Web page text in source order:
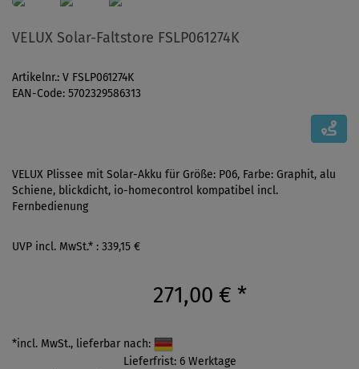
VELUX Solar-Faltstore FSLP061274K
Artikelnr.: V FSLP061274K
EAN-Code: 5702329586313
VELUX Plissee mit Solar-Akku für Größe: P06, Farbe: Graphit, alu
Schiene, blickdicht, io-homecontrol kompatibel incl.
Fernbedienung
UVP incl. MwSt.* : 339,15 €
271,00 € *
*incl. MwSt., lieferbar nach:
Lieferfrist: 6 Werktage